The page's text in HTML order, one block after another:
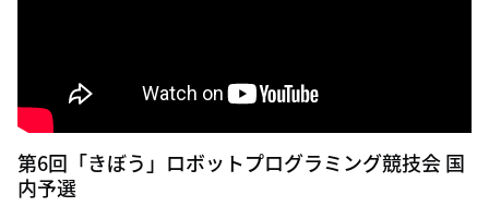
第6回「きぼう」ロボットプログラミング競技会 国
内予選